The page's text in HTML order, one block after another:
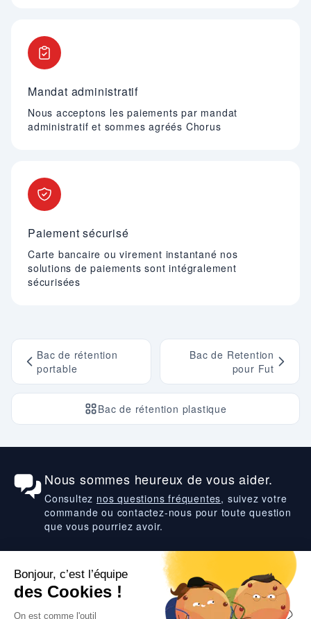
Mandat administratif
Nous acceptons les paiements par mandat
administratif et sommes agréés Chorus
Paiement sécurisé
Carte bancaire ou virement instantané nos
solutions de paiements sont intégralement
sécurisées
Bac de rétention
portable
Bac de rétention plastique
Bac de Retention
pour Fut
Nous sommes heureux de vous aider.
Consultez nos questions fréquentes, suivez votre
commande ou contactez-nous pour toute question
que vous pourriez avoir.
Suivez-nous